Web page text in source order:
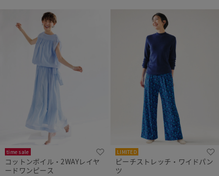
time sale
コットンボイル・2WAYレイヤ
ードワンピース
LIMITED
ピーチストレッチ・ワイドパン
ツ